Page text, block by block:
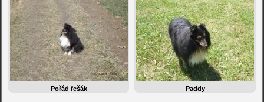
Pořád fešák Paddy